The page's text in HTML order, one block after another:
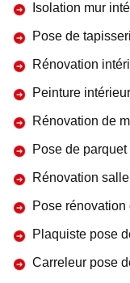
Isolation mur
Pose de
Rénovation
Peinture
Rénovation de
Pose de
Rénovation
Pose
Plaquiste pose
Carreleur pose